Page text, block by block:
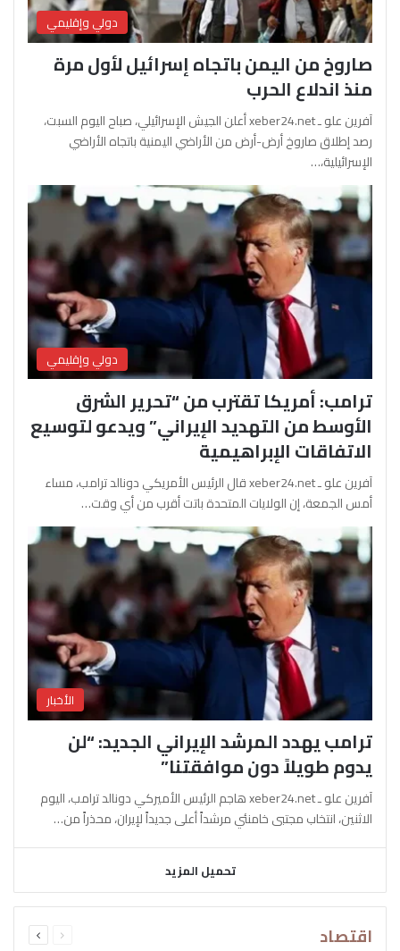
دولي وإقليمي
صاروخ من اليمن باتجاه إسرائيل لأول مرة
منذ اندلاع الحرب
آفرين علو ـ xeber24.net أعلن الجيش الإسرائيلي، صباح اليوم السبت،
رصد إطلاق صاروخ أرض-أرض من الأراضي اليمنية باتجاه الأراضي
الإسرائيلية،…
دولي وإقليمي
ترامب: أمريكا تقترب من “تحرير الشرق
الأوسط من التهديد الإيراني” ويدعو لتوسيع
الاتفاقات الإبراهيمية
آفرين علو ـ xeber24.net قال الرئيس الأمريكي دونالد ترامب، مساء
أمس الجمعة، إن الولايات المتحدة باتت أقرب من أي وقت…
الأخبار
ترامب يهدد المرشد الإيراني الجديد: “لن
يدوم طويلاً دون موافقتنا”
آفرين علو ـ xeber24.net هاجم الرئيس الأميركي دونالد ترامب، اليوم
الاثنين، انتخاب مجتبى خامنئي مرشداً أعلى جديداً لإيران، محذراً من…
تحميل المزيد
اقتصاد الصفحةالصفحة